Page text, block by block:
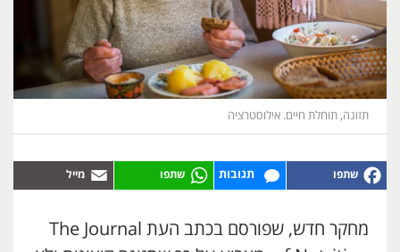
תזונה, תוחלת חיים. אילוסטרציה
תגובות
מחקר חדש, שפורסם בכתב העת The Journal